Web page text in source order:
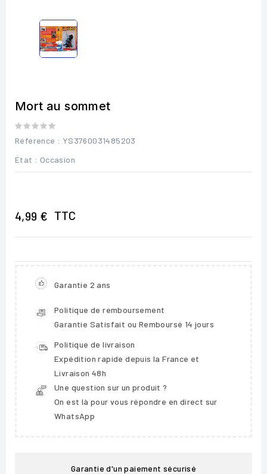
Mort au sommet
Référence : YS3760031485203
État : Occasion
4,99 € TTC
Garantie 2 ans
Politique de remboursement
Garantie Satisfait ou Remboursé 14 jours
Politique de livraison
Expédition rapide depuis la France et
Livraison 48h
Une question sur un produit ?
On est là pour vous répondre en direct sur
WhatsApp
Garantie d'un paiement sécurisé